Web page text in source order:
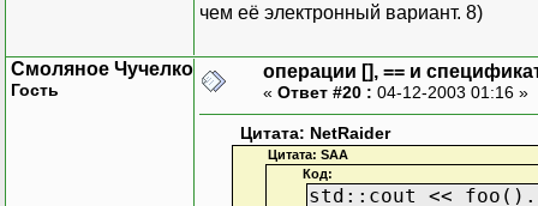
чем её электронный вариант. 8)
Смоляное Чучелко
Гость
операции [], == и
« Ответ #20 : 04-12-2003 01:16 »
Цитата: NetRaider
Цитата: SAA
Код:
std::cout <<